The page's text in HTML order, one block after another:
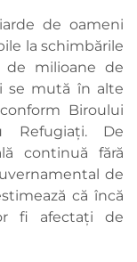
de oameni
la schimbările
milioane de
se mută în alte
Biroului
Refugiați. De
continuă fără
de
că încă
fi afectați de